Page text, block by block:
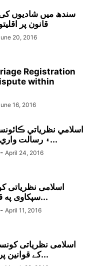
سندھ میں شادیوں
قانون پر
20, 2016
Registration
within
16, 2016
اسلامي نظرياتي
۽ رسالت واري قانون جو جائزو...
- April 24, 2016
اسلامى
سپکاوى په قوانينو نظرثانۍ د...
- April 11, 2016
اسلامی نظریاتی
کے قوانین پر نظرثانی کے لیے...